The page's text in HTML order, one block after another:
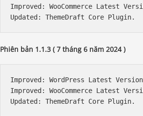
Improved: WooCommerce Latest
Phiên bản 1.1.3 ( 7 tháng 6 năm 2024 )
Improved: WordPress Latest
Improved: WooCommerce Latest